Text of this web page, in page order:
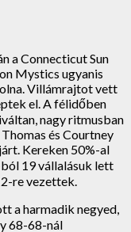
a Connecticut Sun
Mystics ugyanis
Villámrajtot vett
el. A félidőben
nagy ritmusban
és Courtney
Kereken 50%-al
19 vállalásuk lett
re vezettek.
a harmadik negyed,
68-68-nál